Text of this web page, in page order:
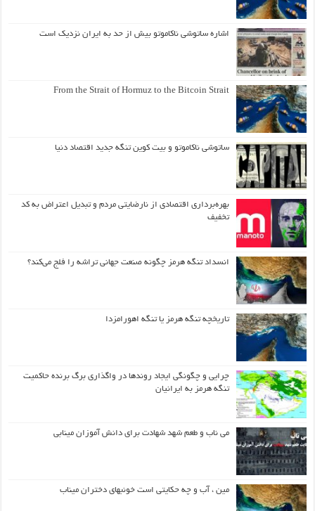
اشاره ساتوشی ناکاموتو بیش از حد به ایران نزدیک است
From the Strait of Hormuz to the Bitcoin Strait
ساتوشی ناکاموتو و بیت کوین تنگه جدید اقتصاد دنیا
بهره‌برداری اقتصادی از نارضایتی مردم و تبدیل اعتراض به کد
تخفیف
انسداد تنگه هرمز چگونه صنعت جهانی تراشه را فلج می‌کند؟
تاریخچه تنگه هرمز یا تنگه اهورامزدا
چرایی و چگونگی ایجاد روندها در واگذاری برگ برنده حاکمیت
تنگه هرمز به ایرانیان
می ناب و طعم شهد شهادت برای دانش آموزان مینابی
مین ، آب و چه حکایتی است خونبهای دختران میناب